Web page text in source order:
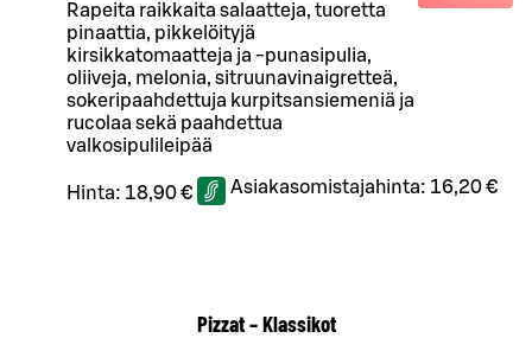
Rapeita raikkaita salaatteja, tuoretta
pinaattia, pikkelöityjä
kirsikkatomaatteja ja -punasipulia,
oliiveja, melonia, sitruunavinaigretteä,
sokeripaahdettuja kurpitsansiemeniä ja
rucolaa sekä paahdettua
valkosipulileipää
Hinta: 18,90 € Asiakasomistajahinta: 16,20 €
Pizzat – Klassikot